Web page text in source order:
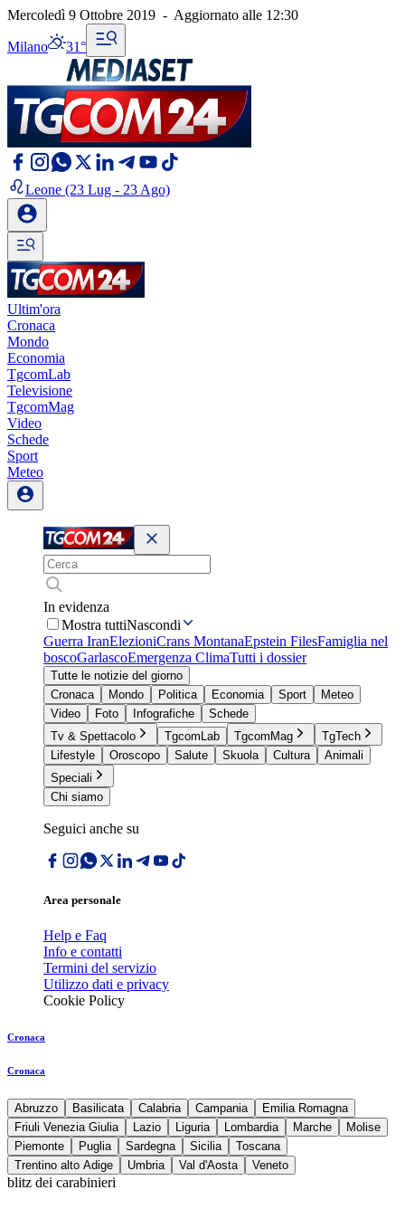
Mercoledì 9 Ottobre 2019 - Aggiornato alle 12:30
Milano 31°
Leone (23 Lug - 23 Ago)
Ultim'ora
Cronaca
Mondo
Economia
TgcomLab
Televisione
TgcomMag
Video
Schede
Sport
Meteo
In evidenza
Mostra tuttiNascondi
Guerra IranElezioniCrans MontanaEpstein FilesFamiglia nel
boscoGarlascoEmergenza ClimaTutti i dossier
Tutte le notizie del giorno
Cronaca
Mondo Politica Economia Sport
Meteo
Video
Foto Infografiche
Schede
Tv & Spettacolo
TgcomLab TgcomMag
TgTech
Lifestyle
Oroscopo Salute Skuola Cultura
Animali
Speciali
Chi siamo
Seguici anche su
Area personale
Help e Faq
Info e contatti
Termini del servizio
Utilizzo dati e privacy
Cookie Policy
Cronaca
Cronaca
Abruzzo Basilicata Calabria Campania
Emilia Romagna
Friuli Venezia Giulia
Lazio Liguria Lombardia Marche
Molise
Piemonte
Puglia Sardegna Sicilia
Toscana
Trentino alto Adige
Umbria Val d'Aosta Veneto
blitz dei carabinieri